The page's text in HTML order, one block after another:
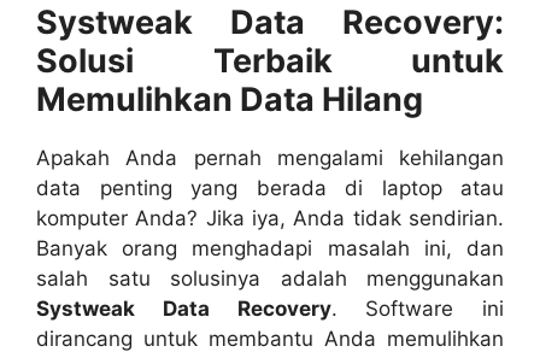
Systweak Data Recovery:
Solusi Terbaik untuk
Memulihkan Data Hilang
Apakah Anda pernah mengalami kehilangan
data penting yang berada di laptop atau
komputer Anda? Jika iya, Anda tidak sendirian.
Banyak orang menghadapi masalah ini, dan
salah satu solusinya adalah menggunakan
Systweak Data Recovery. Software ini
dirancang untuk membantu Anda memulihkan